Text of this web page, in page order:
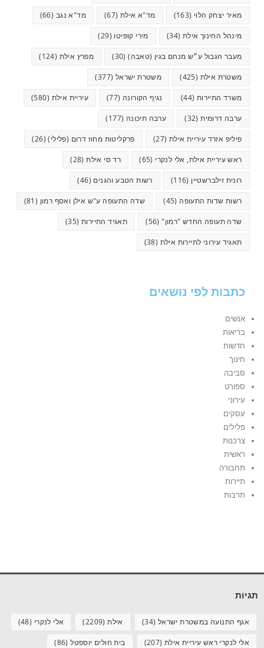
מאיר יצחק הלוי (163) מד"א אילת (67) מד"א נגב (66)
מינהל החינוך אילת (34) מירי קופיטו (29)
מעבר הגבול ע״ש מנחם בגין (טאבה)(30) מפרץ אילת (124)
משטרת אילת (425) משטרת ישראל (377)
משרד התיירות (44) נגיף הקורונה (77) עיריית אילת (580)
ערבה דרומית(32) ערבה תיכונה (177)
פיליפ אזרד עיריית אילת (27) פרקליטות מחוז דרום (פלילי)(26)
ראש עיריית אילת, אלי לנקרי (65) רד סי אילת(28)
רונית זילברשטיין (116) רשות הטבע והגנים (46)
רשות שדות התעופה (45) שדה התעופה ע"ש אילן ואסף רמון (81)
שדה תעופה החדש "רמון"(56) תאגיד התיירות (35)
תאגיד עירוני לתיירות אילת (38)
כתבות לפי נושאים
אנשים
בריאות
חדשות
חינוך
סביבה
ספורט
עירוני
עסקים
פלילים
צרכנות
ראשית
תחבורה
תיירות
תרבות
תגיות
אגף התנועה במשטרת ישראל (34) אילת(2209) אלי לנקרי (48)
אלי לנקרי ראש עיריית אילת (207) בית חולים יוספטל(86)